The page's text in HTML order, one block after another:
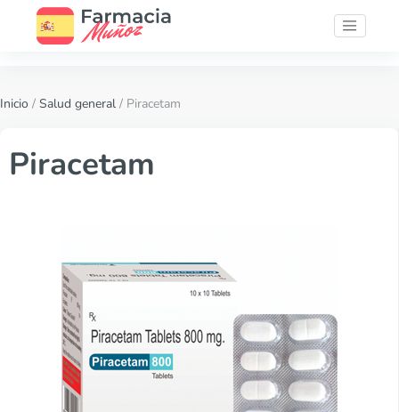
Inicio / Salud general / Piracetam
Piracetam